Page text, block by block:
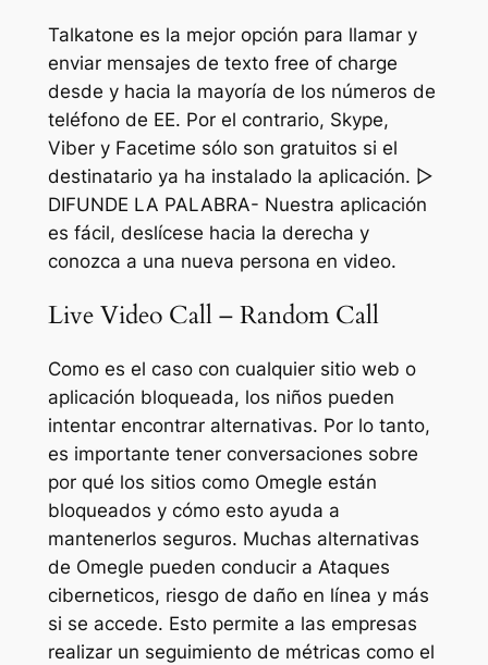
Talkatone es la mejor opción para llamar y
enviar mensajes de texto free of charge
desde y hacia la mayoría de los números de
teléfono de EE. Por el contrario, Skype,
Viber y Facetime sólo son gratuitos si el
destinatario ya ha instalado la aplicación. ▷
DIFUNDE LA PALABRA- Nuestra aplicación
es fácil, deslícese hacia la derecha y
conozca a una nueva persona en video.
Live Video Call – Random Call
Como es el caso con cualquier sitio web o
aplicación bloqueada, los niños pueden
intentar encontrar alternativas. Por lo tanto,
es importante tener conversaciones sobre
por qué los sitios como Omegle están
bloqueados y cómo esto ayuda a
mantenerlos seguros. Muchas alternativas
de Omegle pueden conducir a Ataques
ciberneticos, riesgo de daño en línea y más
si se accede. Esto permite a las empresas
realizar un seguimiento de métricas como el